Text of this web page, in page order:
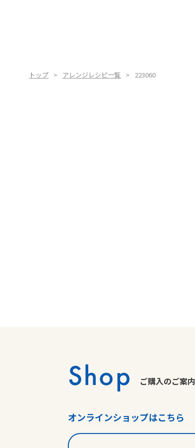
トップ アレンジレシピ一覧 223060
Shop ご購入のご案内
オンラインショップはこちら